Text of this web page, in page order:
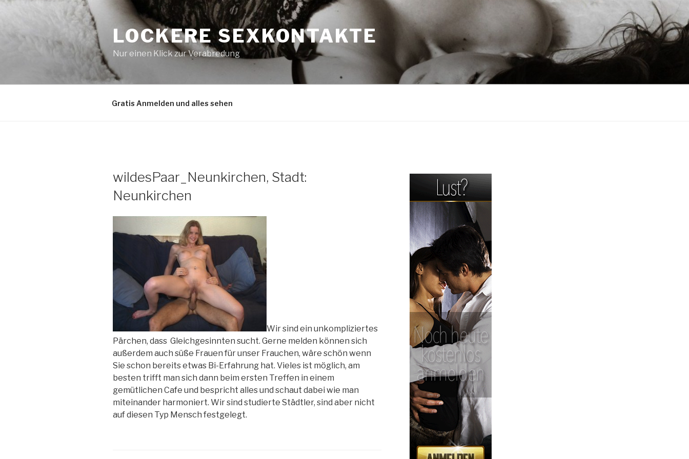
Zum
LOCKERE SEXKONTAKTE
Nur einen Klick zur Verabredung
Gratis Anmelden und alles sehen
wildesPaar_Neunkirchen, Stadt:
Neunkirchen
Wir sind ein unkompliziertes
Pärchen, dass Gleichgesinnten sucht. Gerne melden können sich
außerdem auch süße Frauen für unser Frauchen, wäre schön wenn
Sie schon bereits etwas Bi-Erfahrung hat. Vieles ist möglich, am
besten trifft man sich dann beim ersten Treffen in einem
gemütlichen Cafe und bespricht alles und schaut dabei wie man
miteinander harmoniert. Wir sind studierte Städtler, sind aber nicht
auf diesen Typ Mensch festgelegt.